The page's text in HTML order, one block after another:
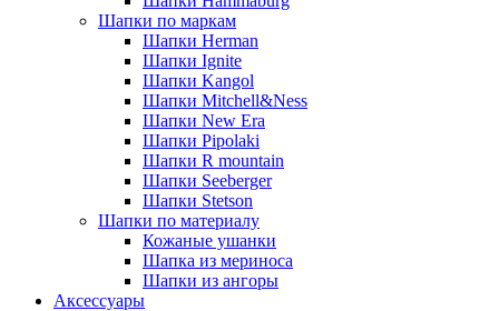
Шапки по маркам
Шапки Herman
Шапки Ignite
Шапки Kangol
Шапки Mitchell&Ness
Шапки New Era
Шапки Pipolaki
Шапки R mountain
Шапки Seeberger
Шапки Stetson
Шапки по материалу
Кожаные ушанки
Шапка из мериноса
Шапки из ангоры
Аксессуары